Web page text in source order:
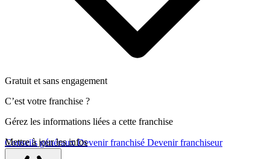
Conseils générauxDevenir franchisé Devenir franchiseur
Gratuit et sans engagement
C’est votre franchise ?
Gérez les informations liées a cette franchise
Mettre à jour les infos